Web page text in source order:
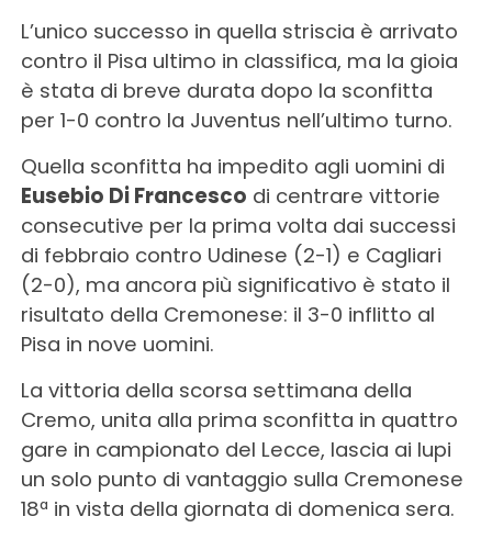
L’unico successo in quella striscia è arrivato
contro il Pisa ultimo in classifica, ma la gioia
è stata di breve durata dopo la sconfitta
per 1-0 contro la Juventus nell’ultimo turno.
Quella sconfitta ha impedito agli uomini di
Eusebio Di Francesco di centrare vittorie
consecutive per la prima volta dai successi
di febbraio contro Udinese (2-1) e Cagliari
(2-0), ma ancora più significativo è stato il
risultato della Cremonese: il 3-0 inflitto al
Pisa in nove uomini.
La vittoria della scorsa settimana della
Cremo, unita alla prima sconfitta in quattro
gare in campionato del Lecce, lascia ai lupi
un solo punto di vantaggio sulla Cremonese
18ª in vista della giornata di domenica sera.